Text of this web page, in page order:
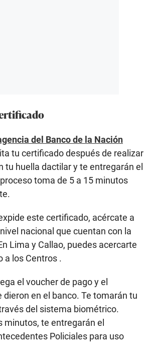
del Banco de la Nación
tu certificado después de realizar
tu huella dactilar y te entregarán el
toma de 5 a 15 minutos
este certificado, acércate a
nacional que cuentan con la
Lima y Callao, puedes acercarte
a los Centros .
el voucher de pago y el
en el banco. Te tomarán tu
del sistema biométrico.
minutos, te entregarán el
Policiales para uso